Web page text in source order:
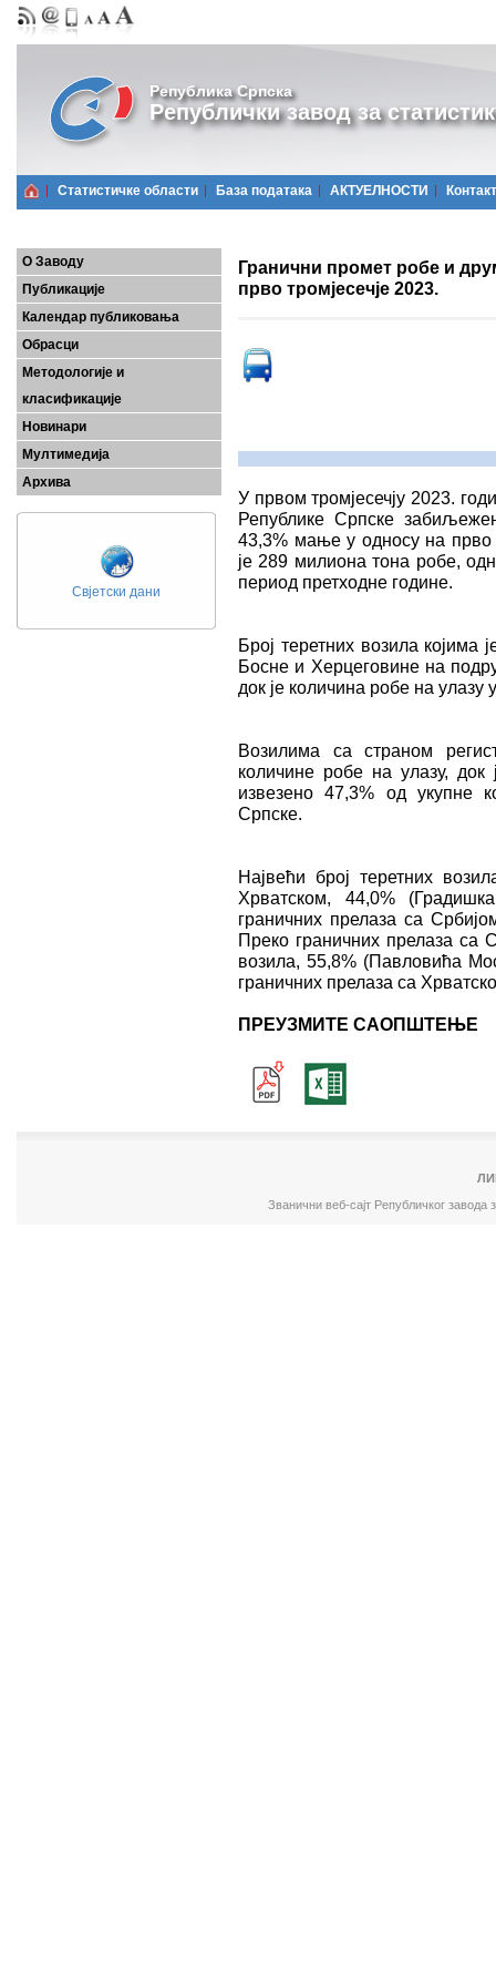
Република Српска
Републички завод за
Статистичке области Базa података АКТУЕЛНОСТИ Контакт
О Заводу
Публикације
Календар публиковања
Обрасци
Методологије и
класификације
Новинари
Мултимедија
Архива
Свјетски дани
Гранични промет робе и
прво тромјесечје 2023.
У првом тромјесечју 2023.
Републике Српске
43,3% мање у односу на прво
је 289 милиона тона робе,
период претходне године.
Број теретних возила којима
Босне и Херцеговине на
док је количина робе на
Возилима са страном
количине робе на улазу,
извезено 47,3% од укупне
Српске.
Највећи број теретних
Хрватском, 44,0%
граничних прелаза са
Преко граничних прелаза са
возила, 55,8% (Павловића
граничних прелаза са
ПРЕУЗМИТЕ САОПШТЕЊЕ
Званични веб-сајт Републичког